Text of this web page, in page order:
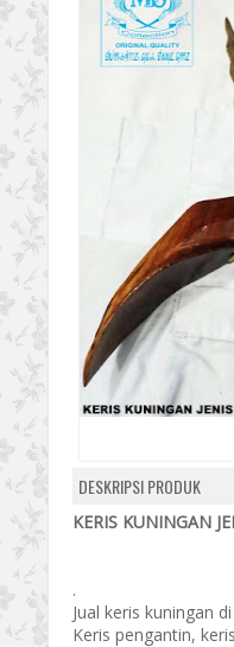
DESKRIPSI PRODUK
KERIS KUNINGAN
.
Jual keris kuningan
Keris pengantin,